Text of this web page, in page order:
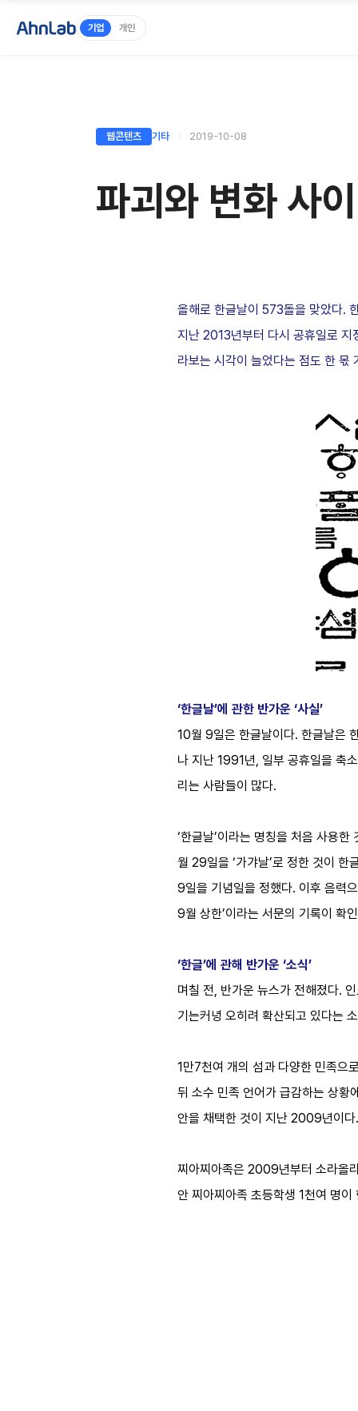
기업 개인
웹콘텐츠 기타 2019-10-08
파괴와 변화 사
올해로 한글날이 573돌을 맞았다.
지난 2013년부터 다시 공휴일로 지
라보는 시각이 늘었다는 점도 한 몫
‘한글날’에 관한 반가운 ‘사실’
10월 9일은 한글날이다. 한글날은
나 지난 1991년, 일부 공휴일을 축
리는 사람들이 많다.
‘한글날’이라는 명칭을 처음 사용
월 29일을 ‘가갸날’로 정한 것이
9일을 기념일을 정했다. 이후 음력
9월 상한’이라는 서문의 기록이 확
‘한글’에 관해 반가운 ‘소식’
며칠 전, 반가운 뉴스가 전해졌다.
기는커녕 오히려 확산되고 있다는
1만7천여 개의 섬과 다양한 민족으
뒤 소수 민족 언어가 급감하는 상황
안을 채택한 것이 지난 2009년이
찌아찌아족은 2009년부터 소라올
안 찌아찌아족 초등학생 1천여 명